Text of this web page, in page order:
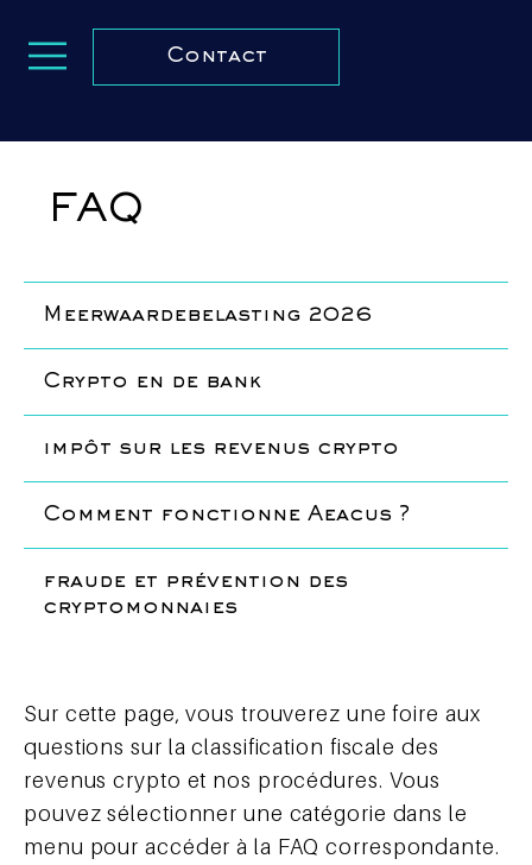
Contact
FAQ
Meerwaardebelasting 2026
Crypto en de bank
impôt sur les revenus crypto
Comment fonctionne Aeacus ?
fraude et prévention des
cryptomonnaies
Sur cette page, vous trouverez une foire aux
questions sur la classification fiscale des
revenus crypto et nos procédures. Vous
pouvez sélectionner une catégorie dans le
menu pour accéder à la FAQ correspondante.